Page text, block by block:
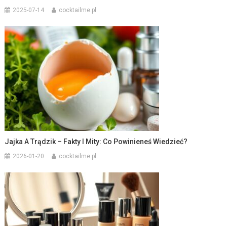
2025-07-14 cocktailme.pl
Jajka A Trądzik – Fakty I Mity: Co Powinieneś Wiedzieć?
2026-01-20 cocktailme.pl